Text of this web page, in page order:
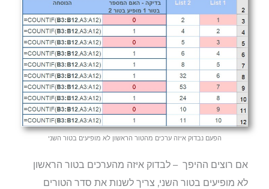
הפעם נבדוק איזה ערכים מהטור הראשון לא מופיעים בטור השני
אם רוצים ההיפך – לבדוק איזה מהערכים בטור הראשון
לא מופיעים בטור השני, צריך לשנות את סדר הטורים